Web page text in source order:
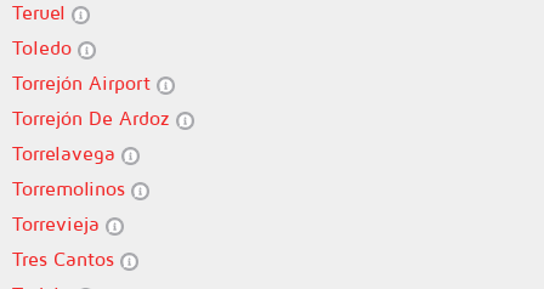
Teruel
Toledo
Torrejón Airport
Torrejón De Ardoz
Torrelavega
Torremolinos
Torrevieja
Tres Cantos